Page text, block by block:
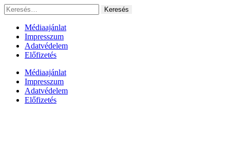
Ugrás
a
tartalomhoz
Keresés:
Médiaajánlat
Impresszum
Adatvédelem
Előfizetés
Médiaajánlat
Impresszum
Adatvédelem
Előfizetés